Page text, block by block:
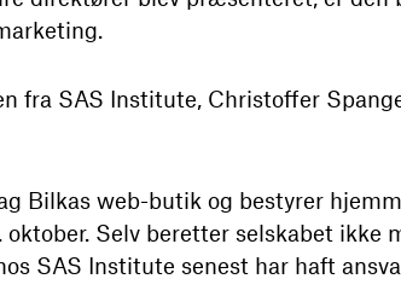
fra SAS Institute, Christoffer
Bilkas web-butik og bestyrer
oktober. Selv beretter selskabet ikke
SAS Institute senest har haft